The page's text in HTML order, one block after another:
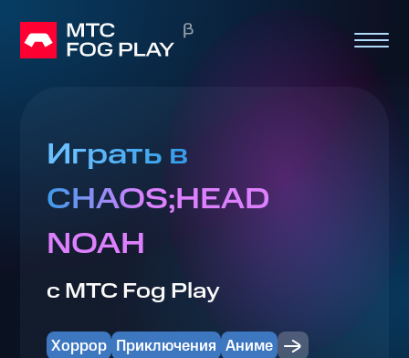
Играть в
CHAOS;HEAD
NOAH
с МТС Fog Play
Хоррор Приключения Аниме